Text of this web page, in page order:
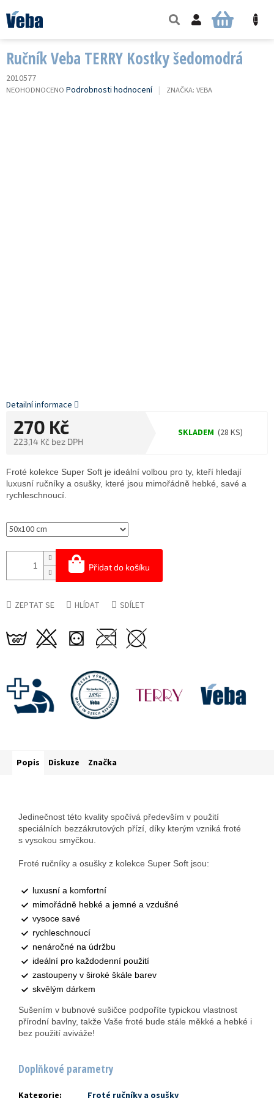
na
obsah
NÁKUPNÍ
Ručník Veba TERRY Kostky šedomodrá
2010577
PRŮMĚRNÉ
NEOHODNOCENO Podrobnosti hodnocení ZNAČKA: VEBA
270 Kč
223,14 Kč bez DPH
SKLADEM (28 KS)
Přidat do košíku
Froté kolekce Super Soft je ideální volbou pro ty, kteří hledají
luxusní ručníky a osušky, které jsou mimořádně hebké, savé a
rychleschnoucí.
Detailní informace
ZEPTAT SE HLÍDAT SDÍLET
Popis Diskuze Značka
Jedinečnost této kvality spočívá především v použití
speciálních bezzákrutových přízí, díky kterým vzniká froté
s vysokou smyčkou.
Froté ručníky a osušky z kolekce Super Soft jsou:
luxusní a komfortní
mimořádně hebké a jemné a vzdušné
vysoce savé
rychleschnoucí
nenáročné na údržbu
ideální pro každodenní použití
zastoupeny v široké škále barev
skvělým dárkem
Sušením v bubnové sušičce podpoříte typickou vlastnost
přírodní bavlny, takže Vaše froté bude stále měkké a hebké i
bez použití aviváže!
Doplňkové parametry